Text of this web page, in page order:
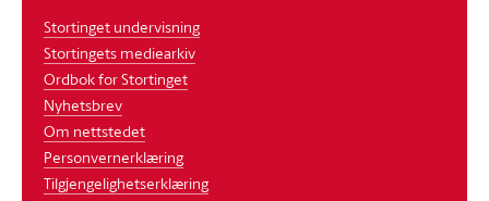
Stortinget undervisning
Stortingets mediearkiv
Ordbok for Stortinget
Nyhetsbrev
Om nettstedet
Personvernerklæring
Tilgjengelighetserklæring